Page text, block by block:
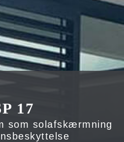
17
som solafskærmning